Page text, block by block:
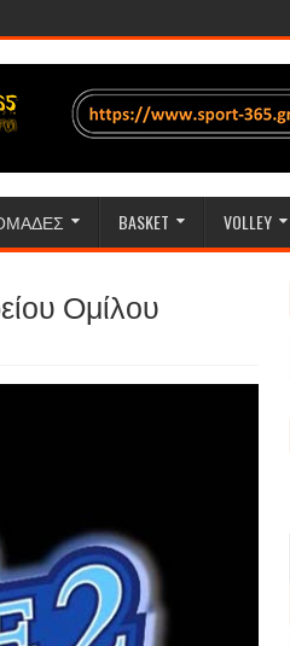
BASKET VOLLEY
Ομίλου